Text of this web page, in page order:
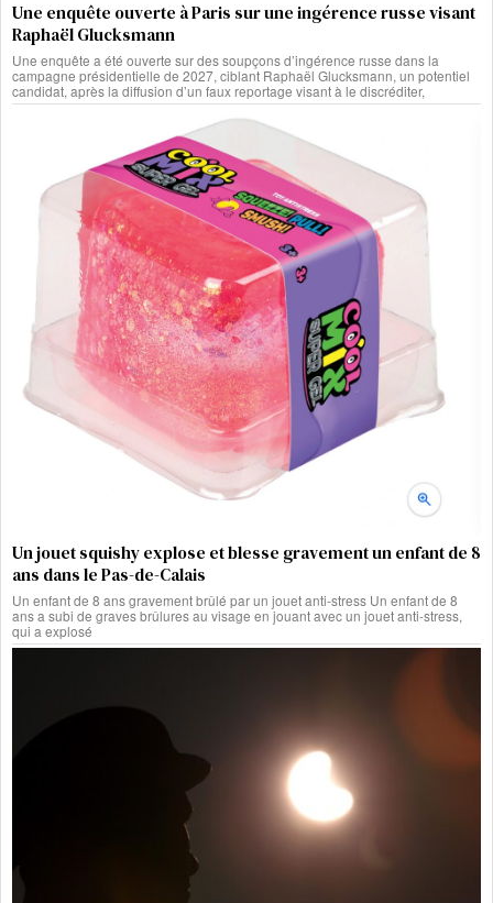
Une enquête ouverte à Paris sur une ingérence russe visant
Raphaël Glucksmann
Une enquête a été ouverte sur des soupçons d’ingérence russe dans la
campagne présidentielle de 2027, ciblant Raphaël Glucksmann, un potentiel
candidat, après la diffusion d’un faux reportage visant à le discréditer,
Un jouet squishy explose et blesse gravement un enfant de 8
ans dans le Pas-de-Calais
Un enfant de 8 ans gravement brûlé par un jouet anti-stress Un enfant de 8
ans a subi de graves brûlures au visage en jouant avec un jouet anti-stress,
qui a explosé